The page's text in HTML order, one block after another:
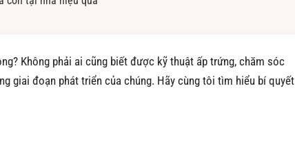
Không phải ai cũng biết được kỹ thuật ấp trứng, chăm sóc
giai đoạn phát triển của chúng. Hãy cùng tôi tìm hiểu bí quyết